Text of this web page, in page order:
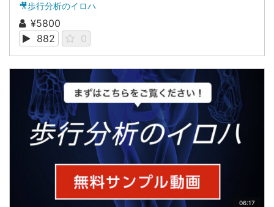
🎥歩行分析のイロハ
¥5800
882
0
06:17